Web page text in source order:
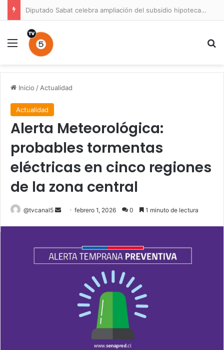
Diputado Sabat celebra ampliación del subsidio hipotecario con viviendas de hasta 6.000 UF
Menú
Inicio / Actualidad
Actualidad
Alerta Meteorológica:
probables tormentas
eléctricas en cinco regiones
de la zona central
@tvcanal5
Sendfebrero 1, 2026 0 1 minuto de lectura